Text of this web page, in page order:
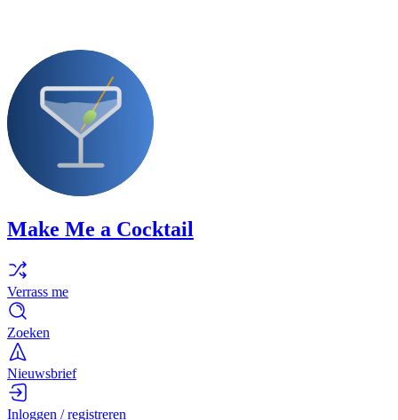
Make Me a Cocktail
Verrass me
Zoeken
Nieuwsbrief
Inloggen / registreren